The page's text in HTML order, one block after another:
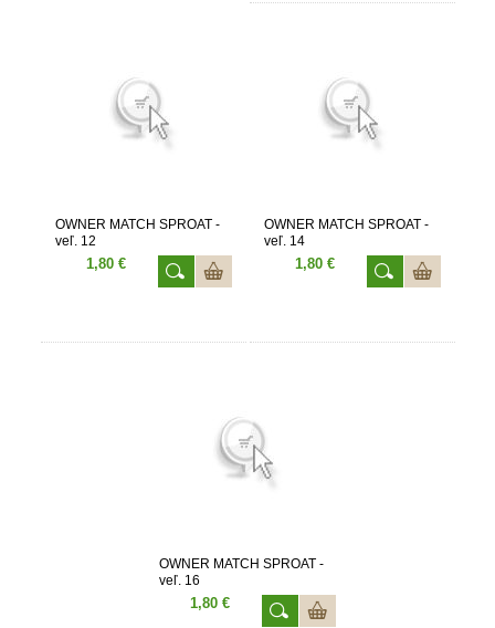
OWNER MATCH SPROAT -
veľ. 12
1,80 €
OWNER MATCH SPROAT -
veľ. 14
1,80 €
OWNER MATCH SPROAT -
veľ. 16
1,80 €